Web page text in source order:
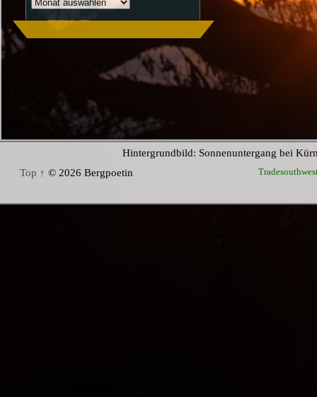
Hintergrundbild: Sonnenuntergang bei
Top ↑ © 2026 Bergpoetin